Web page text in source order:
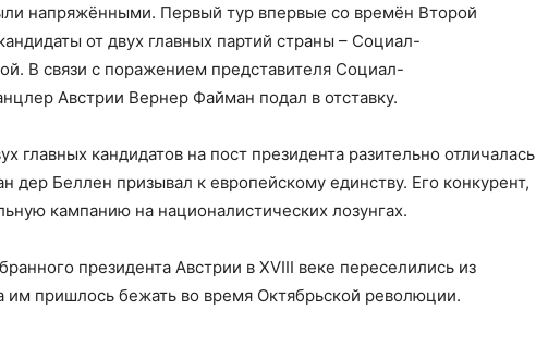
напряжёнными. Первый тур впервые со времён Второй
от двух главных партий страны – Социал-
В связи с поражением представителя Социал-
Австрии Вернер Файман подал в отставку.
главных кандидатов на пост президента разительно отличалась
дер Беллен призывал к европейскому единству. Его конкурент,
кампанию на националистических лозунгах.
президента Австрии в XVIII веке переселились из
им пришлось бежать во время Октябрьской революции.